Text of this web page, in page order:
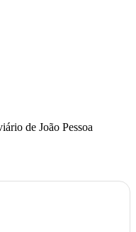
de João Pessoa